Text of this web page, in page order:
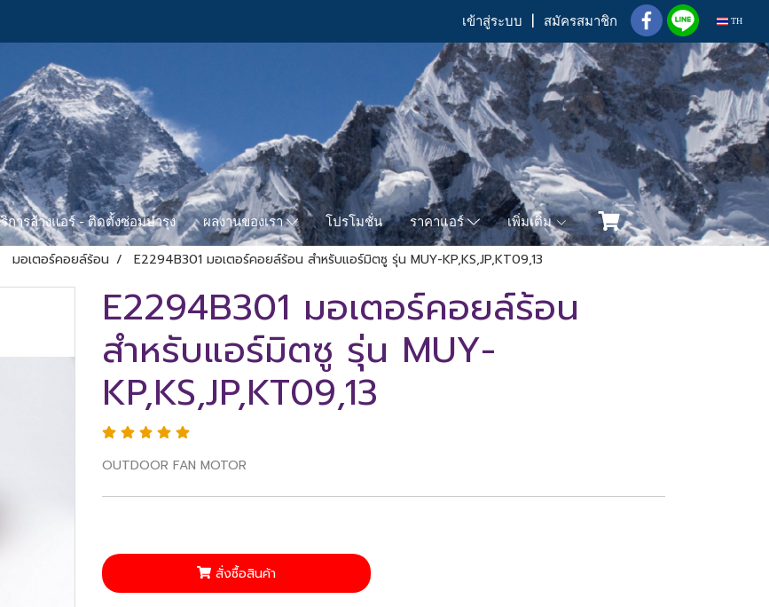
เข้าสู่ระบบ สมัครสมาชิก TH
การล้างแอร์ - ติดตั้งซ่อมบำรุง ผลงานของเรา โปรโมชั่น ราคาแอร์ เพิ่มเติม
มอเตอร์คอยล์ร้อน E2294B301 มอเตอร์คอยล์ร้อน สำหรับแอร์มิตซู รุ่น MUY-KP,KS,JP,KT09,13
E2294B301 มอเตอร์คอยล์ร้อน
สำหรับแอร์มิตซู รุ่น MUY-
KP,KS,JP,KT09,13
OUTDOOR FAN MOTOR
สั่งซื้อสินค้า